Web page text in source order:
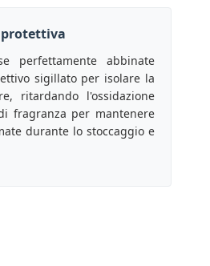
perfettamente abbinate
sigillato per isolare la
ritardando l'ossidazione
fragranza per mantenere
durante lo stoccaggio e